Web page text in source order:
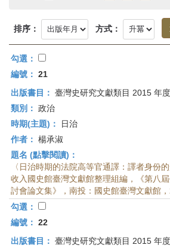
首
頁
排序： 方式：
勾選：
編號： 21
出版書目： 臺灣史研究文獻類目 2015 年度
類別： 政治
時期(主題)：
日治
作者： 楊承淑
題名 (點擊閱讀)：
〈日治時期的法院高等官通譯：譯者身份
收入國史館臺灣文獻館整理組編，《第八
討會論文集》，南投：國史館臺灣文獻館，
勾選：
編號： 22
出版書目： 臺灣史研究文獻類目 2015 年度